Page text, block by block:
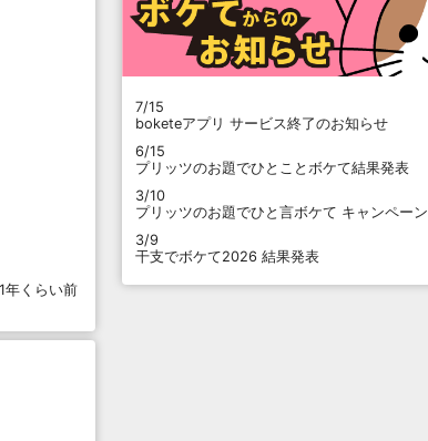
1年くらい前
7/15
boketeアプリ サービス終了のお知らせ
6/15
プリッツのお題でひとことボケて結果発表
3/10
プリッツのお題でひと言ボケて キャンペーン
3/9
干支でボケて2026 結果発表